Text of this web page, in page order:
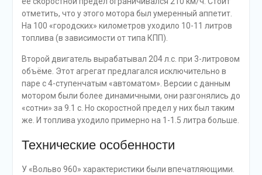
отметить, что у этого мотора был умеренный аппетит.
На 100 «городских» километров уходило 10-11 литров
топлива (в зависимости от типа КПП).
Второй двигатель вырабатывал 204 л.с. при 3-литровом
объёме. Этот агрегат предлагался исключительно в
паре с 4-ступенчатым «автоматом». Версии с данным
мотором были более динамичными, они разгонялись до
«сотни» за 9.1 с. Но скоростной предел у них был таким
же. И топлива уходило примерно на 1-1.5 литра больше.
Технические особенности
У «Вольво 960» характеристики были впечатляющими.